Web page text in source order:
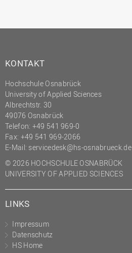
KONTAKT
Hochschule Osnabrück
University of Applied Sciences
Albrechtstr. 30
49076 Osnabrück
Telefon: +49 541 969-0
Fax: +49 541 969-2066
E-Mail: servicedesk@hs-osnabrueck.de
© 2026 HOCHSCHULE OSNABRÜCK
UNIVERSITY OF APPLIED SCIENCES
LINKS
Impressum
Datenschutz
HS Home